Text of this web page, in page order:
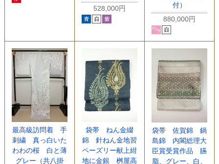
528,000円
付）
880,000円
最高級訪問着 手
刺繍 真っ白いた
わわの桜 白と薄
グレー（共八掛
袋帯 ねん金綴
錦 針ねん金地習
ペーズリー献上紺
地に金銀 桝屋高
袋帯 佐賀錦 鍋
島錦 内閣総理大
臣賞受賞作品 臙
脂、グレー、白、